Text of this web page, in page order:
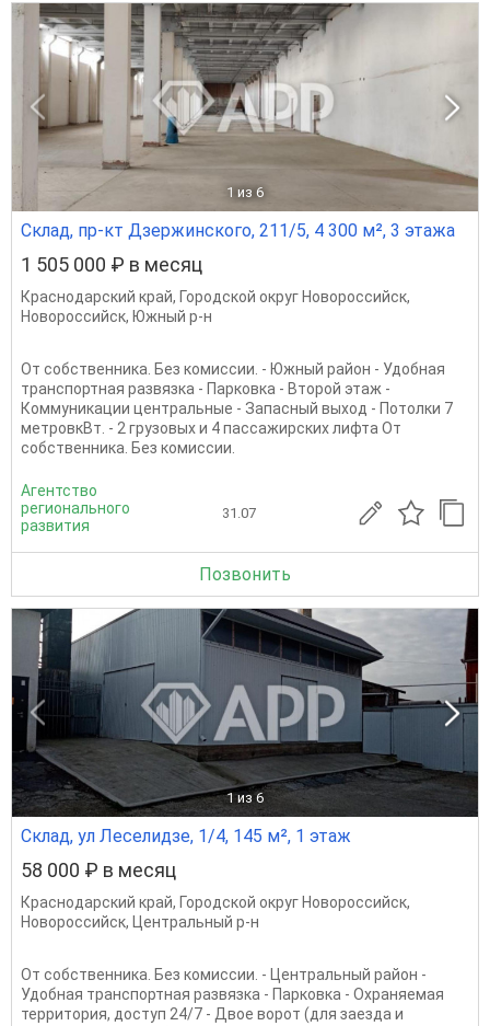
1 из 6
Склад, пр-кт Дзержинского, 211/5, 4 300 м², 3 этажа
1 505 000 ₽ в месяц
Краснодарский край, Городской округ Новороссийск,
Новороссийск, Южный р-н
От собственника. Без комиссии. - Южный район - Удобная
транспортная развязка - Парковка - Второй этаж -
Коммуникации центральные - Запасный выход - Потолки 7
метровкВт. - 2 грузовых и 4 пассажирских лифта От
собственника. Без комиссии.
Агентство
регионального
развития
31.07
Позвонить
1 из 6
Склад, ул Леселидзе, 1/4, 145 м², 1 этаж
58 000 ₽ в месяц
Краснодарский край, Городской округ Новороссийск,
Новороссийск, Центральный р-н
От собственника. Без комиссии. - Центральный район -
Удобная транспортная развязка - Парковка - Охраняемая
территория, доступ 24/7 - Двое ворот (для заезда и